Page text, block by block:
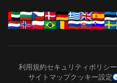
利用規約セキュリティポリシー
サイトマップクッキー設定